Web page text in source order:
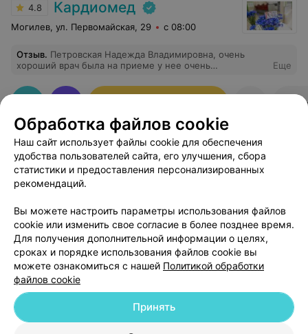
4.8 Кардиомед
Могилев, ул. Первомайская, 29 с 08:00
Отзыв. Петровская Надежда Владимировна, очень
хороший врач была на приеме у нее очень
очень ласково обращалась)))) Вышла с клиники с
Еще
Добавить специалиста
О проекте Новости проекта Размещение рекламы
Обработка файлов cookie
Наш сайт использует файлы cookie для обеспечения
удобства пользователей сайта, его улучшения, сбора
статистики и предоставления персонализированных
рекомендаций.
Вы можете настроить параметры использования файлов
cookie или изменить свое согласие в более позднее время.
Для получения дополнительной информации о целях,
сроках и порядке использования файлов cookie вы
можете ознакомиться с нашей Политикой обработки
файлов cookie
Принять